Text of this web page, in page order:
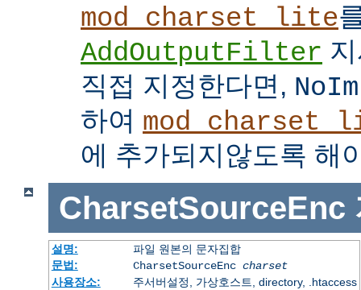
mod_charset_lite
AddOutputFilter
직접 지정한다면,
하여
에 추가되지않도록 해
CharsetSourceEnc
설명:
파일 원본의 문자집합
문법:
CharsetSourceEnc charset
사용장소:
주서버설정, 가상호스트, directory, .htaccess